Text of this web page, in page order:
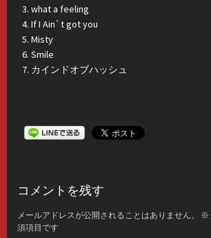
what a feeling
If I Ain`t got you
Misty
Smile
カインドオブハッシュ
コメントを残す
メールアドレスが公開されることはありません。 ※
須項目です